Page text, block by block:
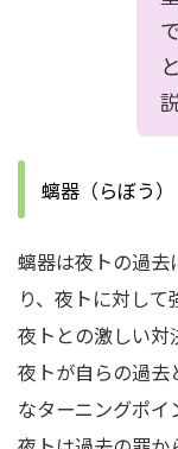
螭器（らぼう）
螭器は夜トの過去
り、夜トに対して
夜トとの激しい対
夜トが自らの過去
なターニングポイ